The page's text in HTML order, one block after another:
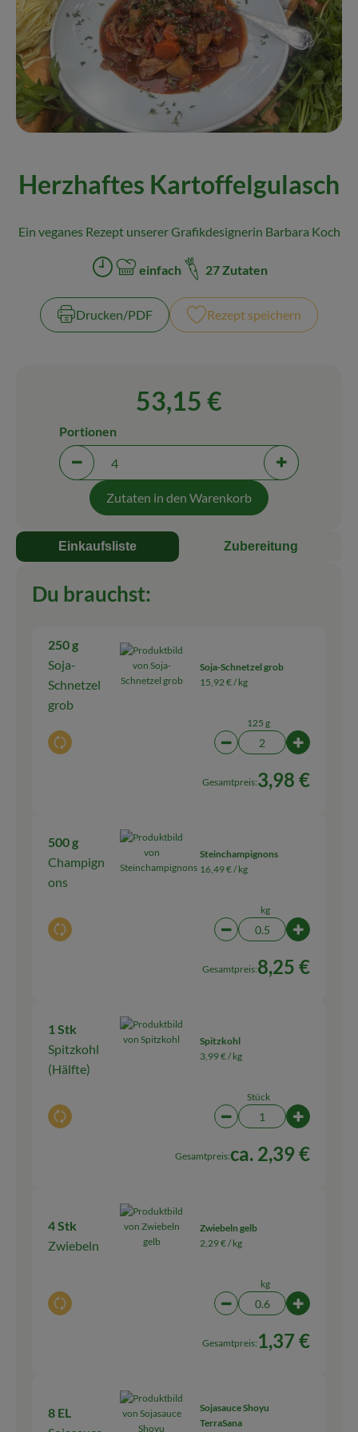
Naturkost
Wein
Getränke
Kosmetik & Drogerie
Wir empfehlen
VINCE Weine
Über uns
Herzhaftes Kartoffelgulasch
Ein veganes Rezept unserer Grafikdesignerin Barbara Koch
Zubreitungszeit:
Schwierigkeit:
einfach 27 Zutaten
Drucken​/​PDF Rezept speichern
53,15 €
Portionen verringern (aktuell 4 Portionen
Portionen
Portionen
Zutaten in den Warenkorb
Einkaufsliste Zubereitung
Du brauchst:
250 g
Soja-
Schnetzel
grob
Auswahl ändern
Soja-Schnetzel grob
15,92 € /kg
125 g
Artikelanzahl
Gesamtpreis:3,98 €
500 g
Champign
ons
Auswahl ändern
Steinchampignons
16,49 € /kg
kg
Artikelanzahl
Gesamtpreis:8,25 €
1 Stk
Spitzkohl
(Hälfte)
Auswahl ändern
Spitzkohl
3,99 € /kg
Stück
Artikelanzahl
Gesamtpreis:ca. 2,39 €
4 Stk
Zwiebeln
Auswahl ändern
Zwiebeln gelb
2,29 € /kg
kg
Artikelanzahl
Gesamtpreis: 1,37 €
8 EL
Sojasauce Shoyu
TerraSana